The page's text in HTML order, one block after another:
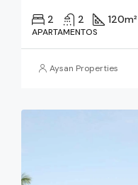
2 2 120m²
APARTAMENTOS
Aysan Properties